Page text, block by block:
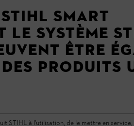
Smart
système
être
produits
STIHL à l'utilisation, de le mettre en